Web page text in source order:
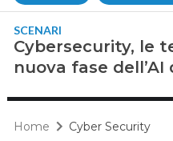
SCENARI
Cybersecurity, le
nuova fase dell’AI
Home Cyber Security